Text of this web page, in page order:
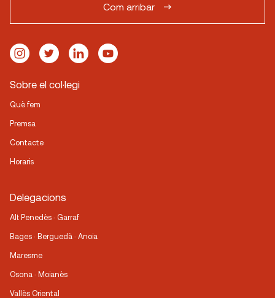
Com arribar
Sobre el col·legi
Què fem
Premsa
Contacte
Horaris
Delegacions
Alt Penedès · Garraf
Bages · Berguedà · Anoia
Maresme
Osona · Moianès
Vallès Oriental